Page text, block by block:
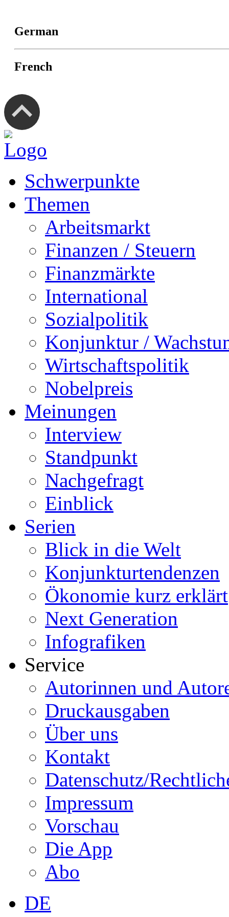
German
French
Schwerpunkte
Themen
Arbeitsmarkt
Finanzen / Steuern
Finanzmärkte
International
Sozialpolitik
Konjunktur /
Wirtschaftspolitik
Nobelpreis
Meinungen
Interview
Standpunkt
Nachgefragt
Einblick
Serien
Blick in die Welt
Konjunkturtendenzen
Ökonomie kurz erklärt
Next Generation
Infografiken
Service
Autorinnen und
Druckausgaben
Über uns
Kontakt
Datenschutz/
Impressum
Vorschau
Die App
Abo
DE